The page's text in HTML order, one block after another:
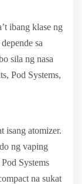
ibang klase ng
sa
sila ng nasa
Pod Systems,
isang atomizer.
ng vaping
Systems
na sukat